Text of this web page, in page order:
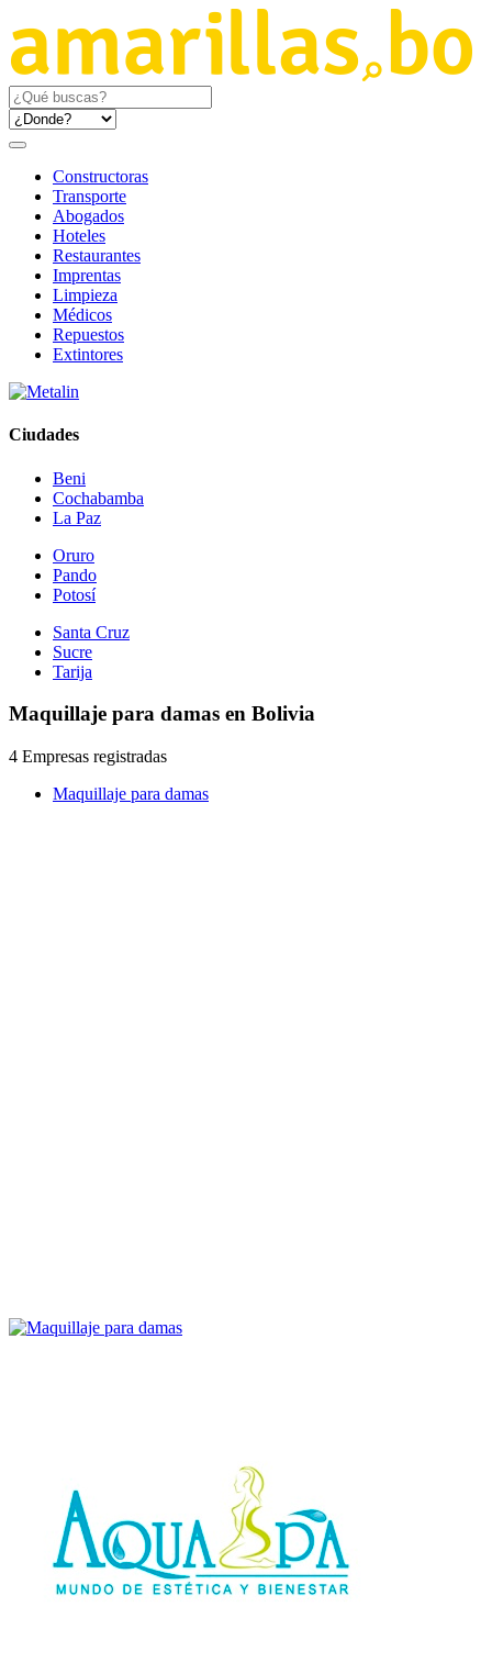
Constructoras
Transporte
Abogados
Hoteles
Restaurantes
Imprentas
Limpieza
Médicos
Repuestos
Extintores
Ciudades
Beni
Cochabamba
La Paz
Oruro
Pando
Potosí
Santa Cruz
Sucre
Tarija
Maquillaje para damas en Bolivia
4 Empresas registradas
Maquillaje para damas